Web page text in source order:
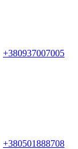
+380937007005
+380501888708